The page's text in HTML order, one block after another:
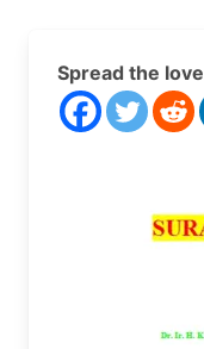
Spread the love